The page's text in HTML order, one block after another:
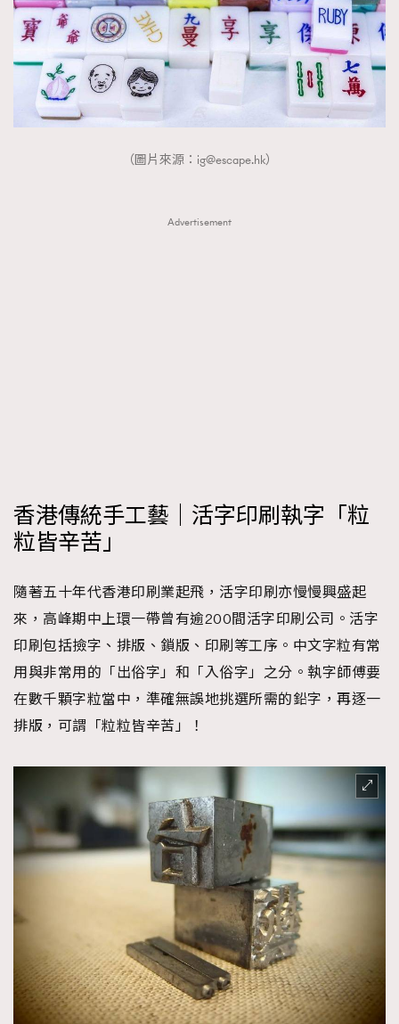
（圖片來源： ig@escape.hk）
Advertisement
香港傳統手工藝｜活字印刷執字「粒
粒皆辛苦」
隨著五十年代香港印刷業起飛，活字印刷亦慢慢興盛起
來，高峰期中上環一帶曾有逾200間活字印刷公司。活字
印刷包括撿字、排版、鎖版、印刷等工序。中文字粒有常
用與非常用的「出俗字」和「入俗字」之分。執字師傅要
在數千顆字粒當中，準確無誤地挑選所需的鉛字，再逐一
排版，可謂「粒粒皆辛苦」！